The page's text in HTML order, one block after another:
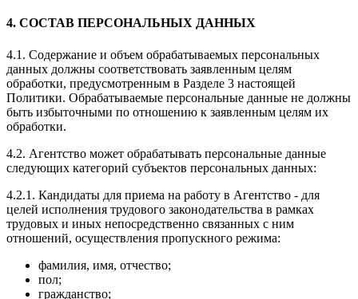
4. СОСТАВ ПЕРСОНАЛЬНЫХ ДАННЫХ
4.1. Содержание и объем обрабатываемых персональных
данных должны соответствовать заявленным целям
обработки, предусмотренным в Разделе 3 настоящей
Политики. Обрабатываемые персональные данные не должны
быть избыточными по отношению к заявленным целям их
обработки.
4.2. Агентство может обрабатывать персональные данные
следующих категорий субъектов персональных данных:
4.2.1. Кандидаты для приема на работу в Агентство - для
целей исполнения трудового законодательства в рамках
трудовых и иных непосредственно связанных с ним
отношений, осуществления пропускного режима:
фамилия, имя, отчество;
пол;
гражданство;